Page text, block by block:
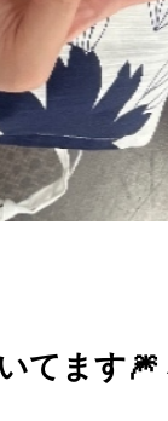
てます